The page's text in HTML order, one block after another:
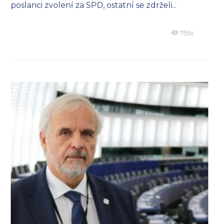
poslanci zvolení za SPD, ostatní se zdrželi...
755x